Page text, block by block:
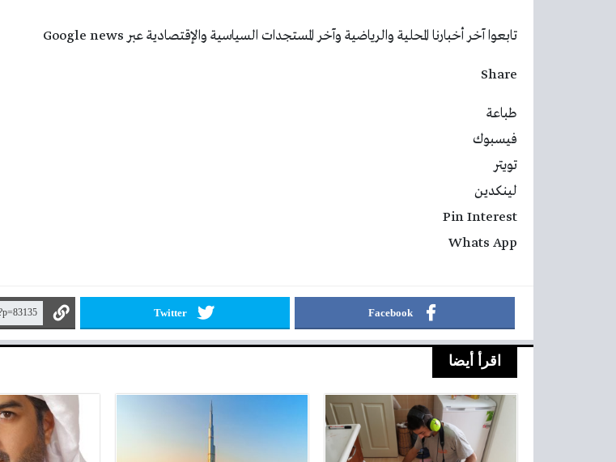
تابعوا آخر أخبارنا المحلية والرياضية وآخر المستجدات السياسية والإقتصادية عبر Google news
Share
طباعة
فيسبوك
تويتر
لينكدين
Pin Interest
Whats App
Facebook
Twitter
اقرأ أيضا